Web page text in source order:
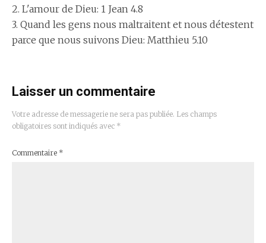
2. L'amour de Dieu: 1 Jean 4.8
3. Quand les gens nous maltraitent et nous détestent
parce que nous suivons Dieu: Matthieu 5.10
Laisser un commentaire
Votre adresse de messagerie ne sera pas publiée. Les champs
obligatoires sont indiqués avec *
Commentaire *